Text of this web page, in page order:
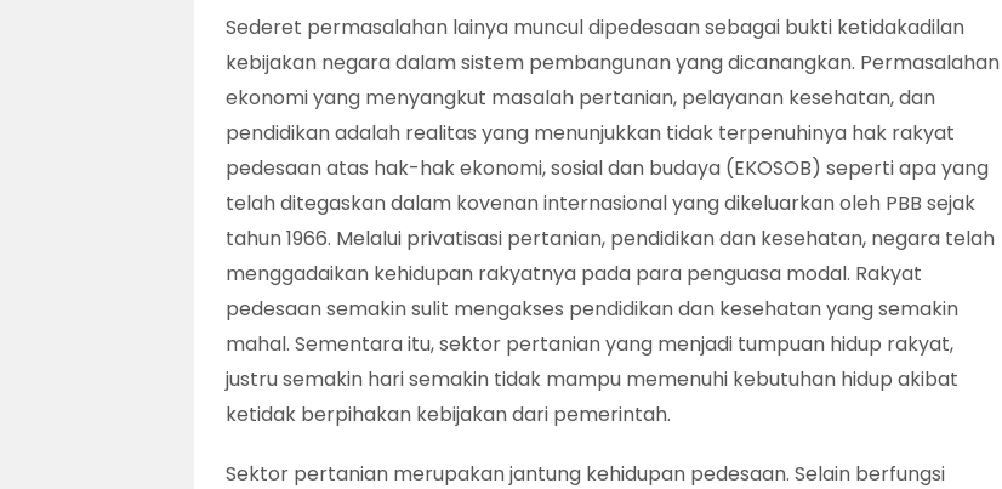
Sederet permasalahan lainya muncul dipedesaan sebagai bukti ketidakadilan
kebijakan negara dalam sistem pembangunan yang dicanangkan. Permasalahan
ekonomi yang menyangkut masalah pertanian, pelayanan kesehatan, dan
pendidikan adalah realitas yang menunjukkan tidak terpenuhinya hak rakyat
pedesaan atas hak-hak ekonomi, sosial dan budaya (EKOSOB) seperti apa yang
telah ditegaskan dalam kovenan internasional yang dikeluarkan oleh PBB sejak
tahun 1966. Melalui privatisasi pertanian, pendidikan dan kesehatan, negara telah
menggadaikan kehidupan rakyatnya pada para penguasa modal. Rakyat
pedesaan semakin sulit mengakses pendidikan dan kesehatan yang semakin
mahal. Sementara itu, sektor pertanian yang menjadi tumpuan hidup rakyat,
justru semakin hari semakin tidak mampu memenuhi kebutuhan hidup akibat
ketidak berpihakan kebijakan dari pemerintah.
Sektor pertanian merupakan jantung kehidupan pedesaan. Selain berfungsi